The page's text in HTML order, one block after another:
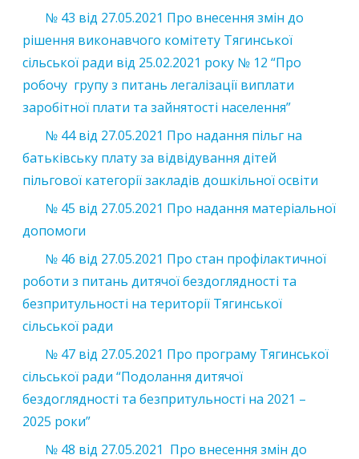
№ 43 від 27.05.2021 Про внесення змін до
рішення виконавчого комітету Тягинської
сільської ради від 25.02.2021 року № 12 “Про
робочу групу з питань легалізації виплати
заробітної плати та зайнятості населення”
№ 44 від 27.05.2021 Про надання пільг на
батьківську плату за відвідування дітей
пільгової категорії закладів дошкільної освіти
№ 45 від 27.05.2021 Про надання матеріальної
допомоги
№ 46 від 27.05.2021 Про стан профілактичної
роботи з питань дитячої бездоглядності та
безпритульності на території Тягинської
сільської ради
№ 47 від 27.05.2021 Про програму Тягинської
сільської ради “Подолання дитячої
бездоглядності та безпритульності на 2021 –
2025 роки”
№ 48 від 27.05.2021 Про внесення змін до